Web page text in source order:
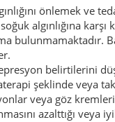
önlemek ve
algınlığına karşı
bulunmamaktadır.
belirtilerini
şeklinde veya
veya göz
azalttığı veya